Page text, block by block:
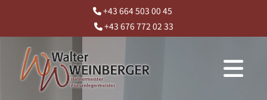
 +43 664 503 00 45
 +43 676 772 02 33